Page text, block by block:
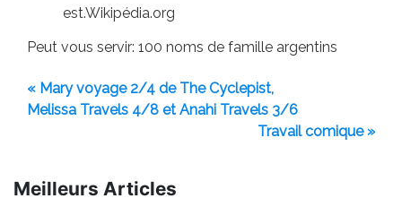
est.Wikipédia.org
Peut vous servir: 100 noms de famille argentins
« Mary voyage 2/4 de The Cyclepist,
Melissa Travels 4/8 et Anahi Travels 3/6
Travail comique »
Meilleurs Articles